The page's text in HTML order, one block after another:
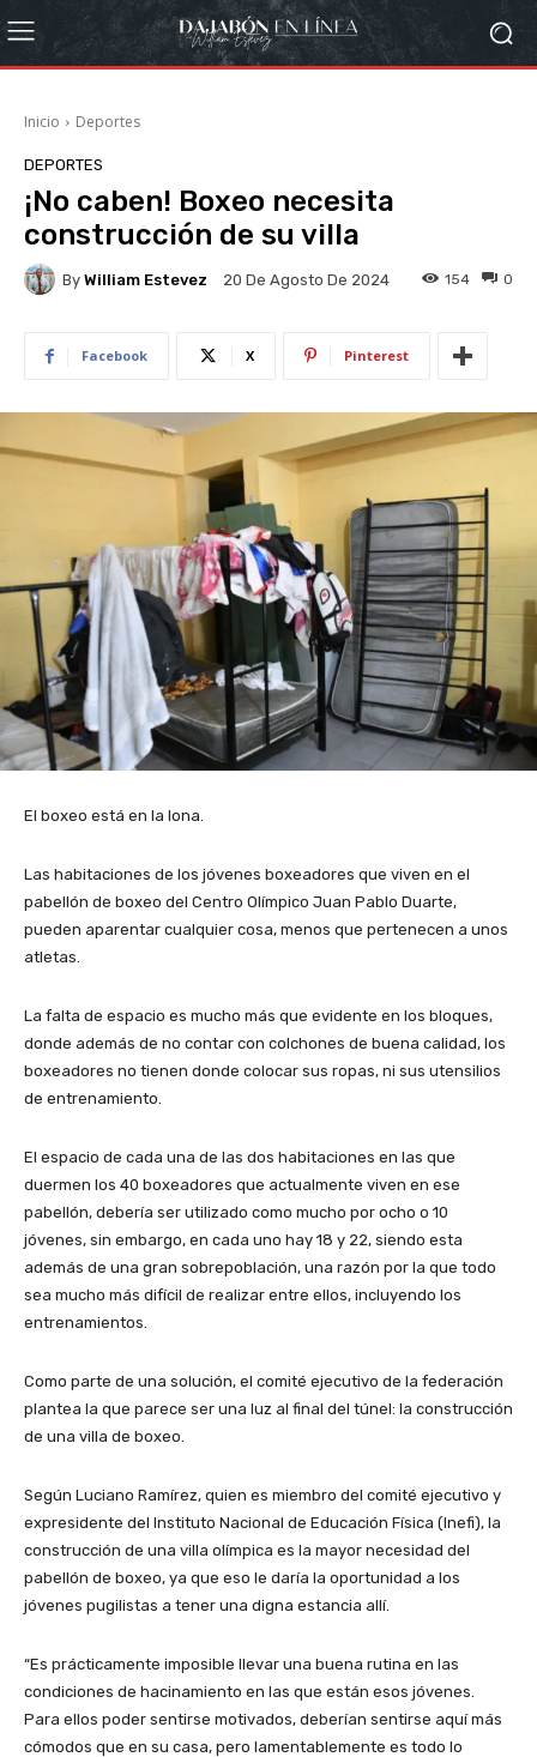
Inicio Deportes
DEPORTES
¡No caben! Boxeo necesita
construcción de su villa
By William Estevez 20 De Agosto De 2024 0
154
Facebook X Pinterest
El boxeo está en la lona.
Las habitaciones de los jóvenes boxeadores que viven en el
pabellón de boxeo del Centro Olímpico Juan Pablo Duarte,
pueden aparentar cualquier cosa, menos que pertenecen a unos
atletas.
La falta de espacio es mucho más que evidente en los bloques,
donde además de no contar con colchones de buena calidad, los
boxeadores no tienen donde colocar sus ropas, ni sus utensilios
de entrenamiento.
El espacio de cada una de las dos habitaciones en las que
duermen los 40 boxeadores que actualmente viven en ese
pabellón, debería ser utilizado como mucho por ocho o 10
jóvenes, sin embargo, en cada uno hay 18 y 22, siendo esta
además de una gran sobrepoblación, una razón por la que todo
sea mucho más difícil de realizar entre ellos, incluyendo los
entrenamientos.
Como parte de una solución, el comité ejecutivo de la federación
plantea la que parece ser una luz al final del túnel: la construcción
de una villa de boxeo.
Según Luciano Ramírez, quien es miembro del comité ejecutivo y
expresidente del Instituto Nacional de Educación Física (Inefi), la
construcción de una villa olímpica es la mayor necesidad del
pabellón de boxeo, ya que eso le daría la oportunidad a los
jóvenes pugilistas a tener una digna estancia allí.
“Es prácticamente imposible llevar una buena rutina en las
condiciones de hacinamiento en las que están esos jóvenes.
Para ellos poder sentirse motivados, deberían sentirse aquí más
cómodos que en su casa, pero lamentablemente es todo lo